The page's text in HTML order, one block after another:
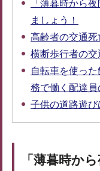
「薄暮時から
ましょう！
高齢者の交通死
横断歩行者の
自転車を使っ
務で働く配達員
子供の道路遊び
「薄暮時か